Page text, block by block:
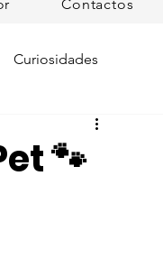
Contactos
Curiosidades
🐾